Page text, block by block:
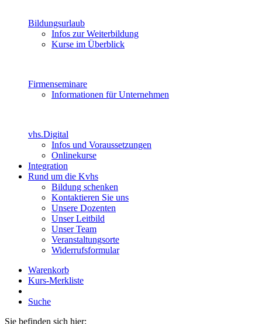
Bildungsurlaub
Infos zur Weiterbildung
Kurse im Überblick
Firmenseminare
Informationen für Unternehmen
vhs.Digital
Infos und Voraussetzungen
Onlinekurse
Integration
Rund um die Kvhs
Bildung schenken
Kontaktieren Sie uns
Unsere Dozenten
Unser Leitbild
Unser Team
Veranstaltungsorte
Widerrufsformular
Warenkorb
Kurs-Merkliste
Suche
Sie befinden sich hier: